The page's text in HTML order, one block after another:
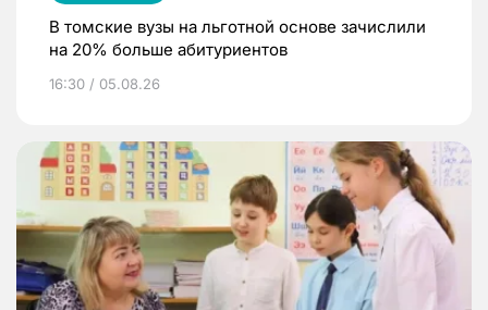
В томские вузы на льготной основе зачислили
на 20% больше абитуриентов
16:30 / 05.08.26